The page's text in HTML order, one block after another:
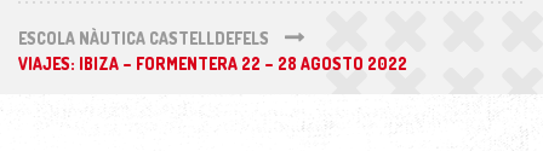
ESCOLA NÀUTICA CASTELLDEFELS
VIAJES: IBIZA – FORMENTERA 22 – 28 AGOSTO 2022